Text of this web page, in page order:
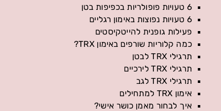
6 טעויות פופולריות בכפיפות בטן
6 טעויות נפוצות באימון רגליים
פעילות גופנית להייטקיסטים
כמה קלוריות שורפים באימון TRX?
תרגילי TRX לבטן
תרגילי TRX לירכיים
תרגילי TRX לגב
אימון TRX למתחילים
איך לבחור מאמן כושר אישי?